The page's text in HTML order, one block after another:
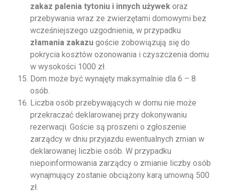
zakaz palenia tytoniu i innych używek oraz
przebywania wraz ze zwierzętami domowymi bez
wcześniejszego uzgodnienia, w przypadku
złamania zakazu goście zobowiązują się do
pokrycia kosztów ozonowania i czyszczenia domu
w wysokości 1000 zł.
Dom może być wynajęty maksymalnie dla 6 – 8
osób.
Liczba osób przebywających w domu nie może
przekraczać deklarowanej przy dokonywaniu
rezerwacji. Goście są proszeni o zgłoszenie
zarządcy w dniu przyjazdu ewentualnych zmian w
deklarowanej liczbie osób. W przypadku
niepoinformowania zarządcy o zmianie liczby osób
wynajmujący zostanie obciążony karą umowną 500
zł.